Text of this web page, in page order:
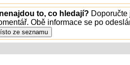
to, co hledají? Doporučte
Obě informace se po